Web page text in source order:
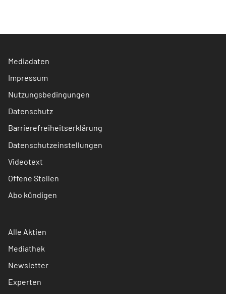
Mediadaten
Impressum
Nutzungsbedingungen
Datenschutz
Barrierefreiheitserklärung
Datenschutzeinstellungen
Videotext
Offene Stellen
Abo kündigen
Alle Aktien
Mediathek
Newsletter
Experten